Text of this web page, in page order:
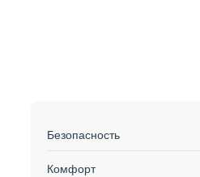
Безопасность
Комфорт